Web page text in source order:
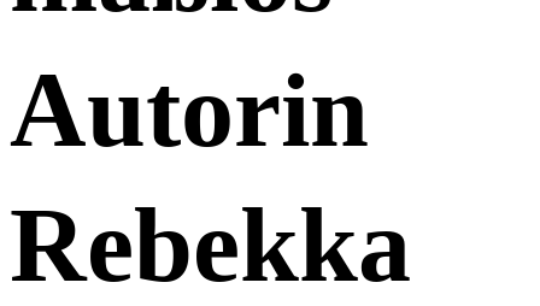
Autorin
Rebekka